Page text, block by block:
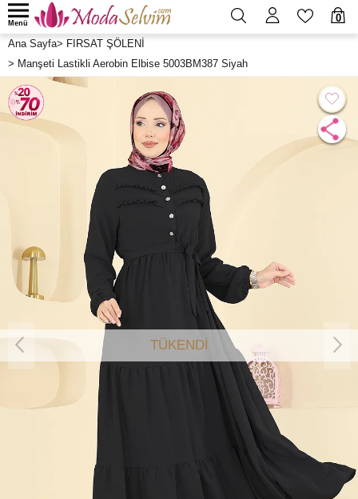
0
Menü
Ana Sayfa> FIRSAT ŞÖLENİ
> Manşeti Lastikli Aerobin Elbise 5003BM387 Siyah
TÜKENDİ